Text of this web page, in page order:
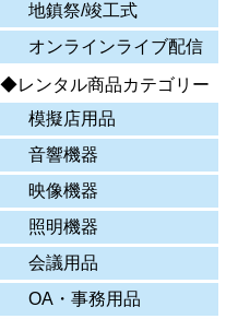
地鎮祭/竣工式
オンラインライブ配信
◆レンタル商品カテゴリー
模擬店用品
音響機器
映像機器
照明機器
会議用品
OA・事務用品